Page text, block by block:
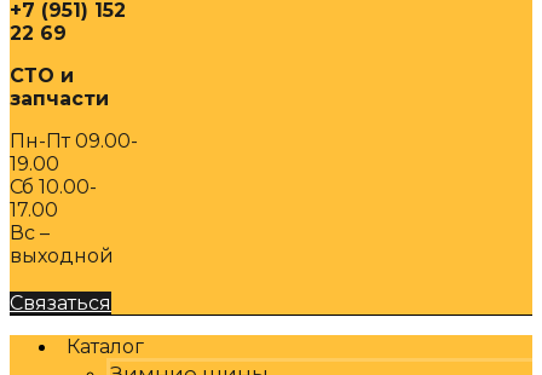
+7 (951) 152
22 69
СТО и
запчасти
Пн-Пт 09.00-
19.00
Сб 10.00-
17.00
Вс –
выходной
Связаться
Каталог